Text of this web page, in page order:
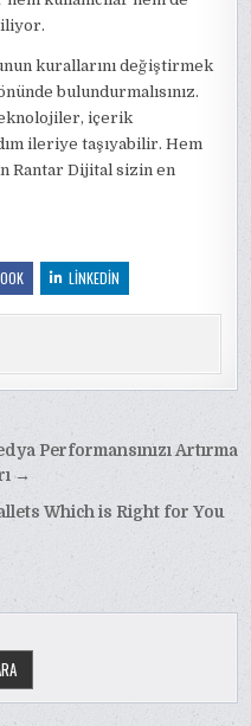
kurallarını değiştirmek
bulundurmalısınız.
içerik
ileriye taşıyabilir. Hem
Rantar Dijital sizin en
LINKEDIN
Performansınızı Artırma
→
Which is Right for You